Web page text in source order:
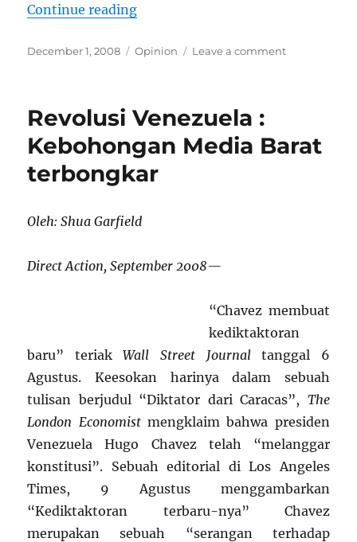
Continue reading“Makna dari Hasil Pemilihan
Posted
December 1, 2008 Categories
Opinion Leave a commenton
Daerah
Revolusi Venezuela :
Kebohongan Media Barat
terbongkar
Oleh: Shua Garfield
Direct Action, September 2008—
“Chavez membuat
kediktaktoran
baru” teriakWall Street Journaltanggal 6
Agustus. Keesokan harinya dalam sebuah
tulisan berjudul “Diktator dari Caracas”, The
London Economistmengklaim bahwa presiden
Venezuela Hugo Chavez telah “melanggar
konstitusi”. Sebuah editorial di Los Angeles
Times, 9 Agustus menggambarkan
“Kediktaktoran terbaru-nya” Chavez
merupakan sebuah “serangan terhadap